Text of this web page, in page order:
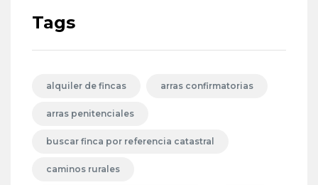
Tags
alquiler de fincas arras confirmatorias
arras penitenciales
buscar finca por referencia catastral
caminos rurales